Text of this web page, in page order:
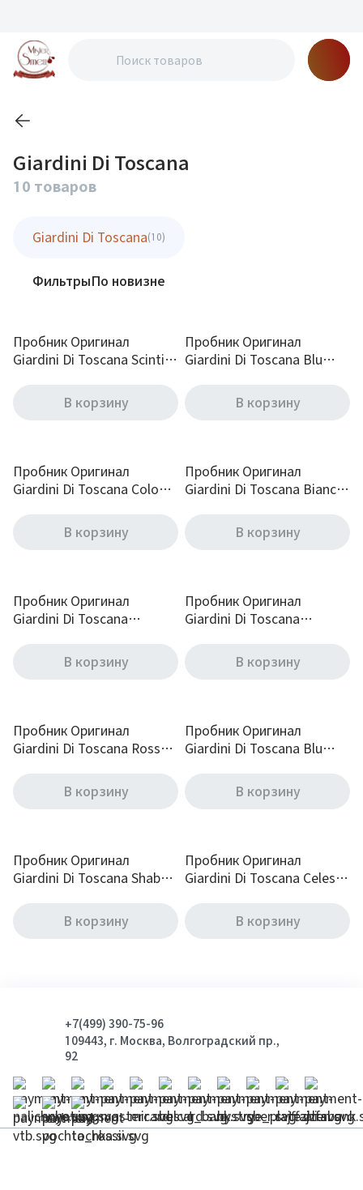
Giardini Di Toscana
10 товаров
Giardini Di Toscana(10)
ФильтрыПо новизне
Пробник Оригинал
Giardini Di Toscana Scintilla
В корзину
Пробник Оригинал
Giardini Di Toscana Blu
В корзину
Пробник Оригинал
Giardini Di Toscana Colonia
В корзину
Пробник Оригинал
Giardini Di Toscana Bianco
В корзину
Пробник Оригинал
Giardini Di Toscana
В корзину
Пробник Оригинал
Giardini Di Toscana
В корзину
Пробник Оригинал
Giardini Di Toscana Rosso
В корзину
Пробник Оригинал
Giardini Di Toscana Blu
В корзину
Пробник Оригинал
Giardini Di Toscana Shabby
В корзину
Пробник Оригинал
Giardini Di Toscana Celeste
В корзину
+7(499) 390-75-96
109443, г. Москва, Волгоградский пр.,
92